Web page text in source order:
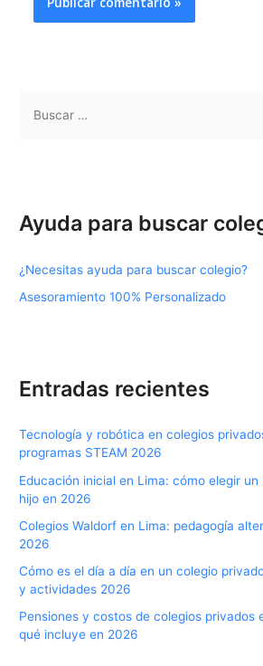
a
p
o
Ayuda para buscar
¿Necesitas ayuda para buscar colegio?
Asesoramiento 100% Personalizado
Entradas recientes
Tecnología y robótica en colegios
programas STEAM 2026
Educación inicial en Lima: cómo elegir
hijo en 2026
Colegios Waldorf en Lima: pedagogía
2026
Cómo es el día a día en un colegio
y actividades 2026
Pensiones y costos de colegios privados
qué incluye en 2026